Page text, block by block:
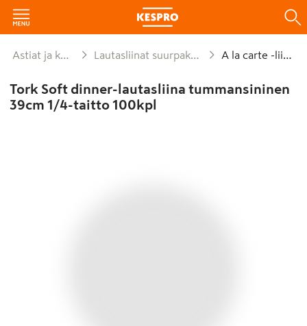
Astiat ja kattaus Lautasliinat suurpakkaukset A la carte -liinat
Tork Soft dinner-lautasliina tummansininen
39cm 1/4-taitto 100kpl